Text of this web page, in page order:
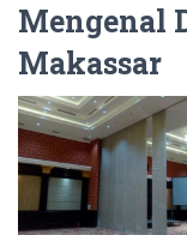
Mengenal
Makassar